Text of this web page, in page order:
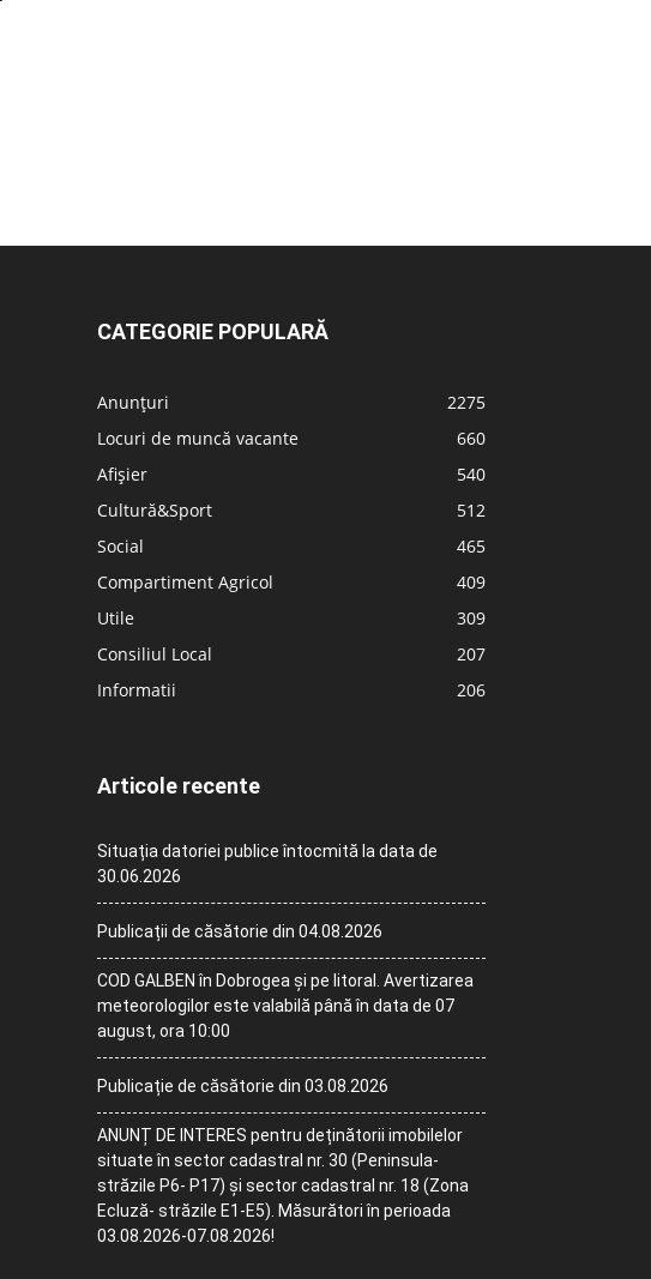
CATEGORIE POPULARĂ
Anunțuri
2275
Locuri de muncă vacante
660
Afișier
540
Cultură&Sport
512
Social
465
Compartiment Agricol
409
Utile
309
Consiliul Local
207
Informatii
206
Articole recente
Situația datoriei publice întocmită la data de
30.06.2026
Publicații de căsătorie din 04.08.2026
COD GALBEN în Dobrogea și pe litoral. Avertizarea
meteorologilor este valabilă până în data de 07
august, ora 10:00
Publicație de căsătorie din 03.08.2026
ANUNȚ DE INTERES pentru deținătorii imobilelor
situate în sector cadastral nr. 30 (Peninsula-
străzile P6- P17) și sector cadastral nr. 18 (Zona
Ecluză- străzile E1-E5). Măsurători în perioada
03.08.2026-07.08.2026!